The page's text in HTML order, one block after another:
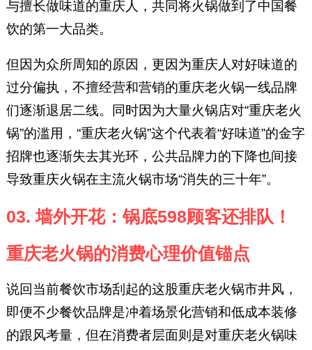
与擅长做味道的重庆人，共同将火锅做到了中国餐
饮的第一大品类。
但因为众所周知的原因，更因为重庆人对好味道的
过分偏执，不擅经营和营销的重庆老火锅一线品牌
们逐渐退居二线。同时因为大量火锅店对“重庆老火
锅”的滥用，“重庆老火锅”这个代表着“好味道”的金字
招牌也逐渐失去其光环，公共品牌力的下降也间接
导致重庆火锅在主流火锅市场“消失的三十年”。
03. 墙外开花：锅底598顾客还排队！
重庆老火锅的消费心理价值锚点
说回当前餐饮市场刮起的这股重庆老火锅市井风，
即便不少餐饮品牌是冲着场景化营销和低成本装修
的跟风考量，但在消费者层面则是对重庆老火锅味